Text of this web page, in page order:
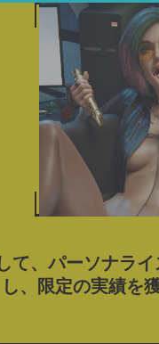
ポルノゲームをダ
ルノベル
て、パーソナラ
し、限定の実績を